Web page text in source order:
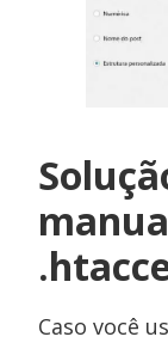
Caso você